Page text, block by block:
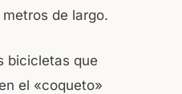
de largo.
bicicletas que
el «coqueto»